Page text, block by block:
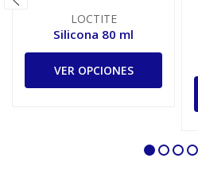
LOCTITE
Silicona 80 ml
VER OPCIONES